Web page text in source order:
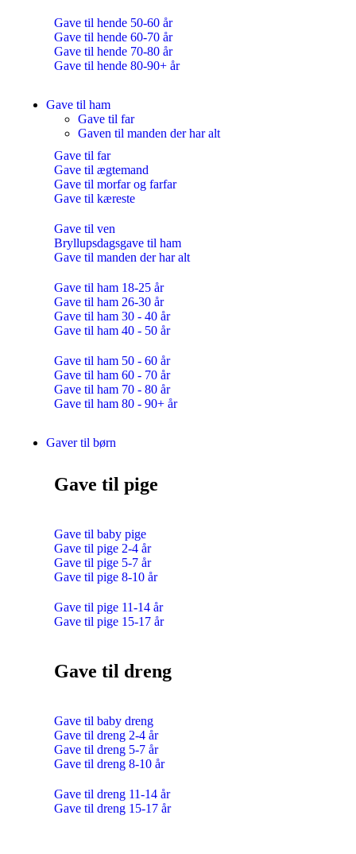
Gave til hende 50-60 år
Gave til hende 60-70 år
Gave til hende 70-80 år
Gave til hende 80-90+ år
Gave til ham
Gave til far
Gaven til manden der har alt
Gave til far
Gave til ægtemand
Gave til morfar og farfar
Gave til kæreste
Gave til ven
Bryllupsdagsgave til ham
Gave til manden der har alt
Gave til ham 18-25 år
Gave til ham 26-30 år
Gave til ham 30 - 40 år
Gave til ham 40 - 50 år
Gave til ham 50 - 60 år
Gave til ham 60 - 70 år
Gave til ham 70 - 80 år
Gave til ham 80 - 90+ år
Gaver til børn
Gave til pige
Gave til baby pige
Gave til pige 2-4 år
Gave til pige 5-7 år
Gave til pige 8-10 år
Gave til pige 11-14 år
Gave til pige 15-17 år
Gave til dreng
Gave til baby dreng
Gave til dreng 2-4 år
Gave til dreng 5-7 år
Gave til dreng 8-10 år
Gave til dreng 11-14 år
Gave til dreng 15-17 år